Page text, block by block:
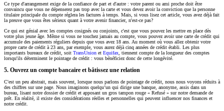
Ce type d'arrangement exige de la confiance de part et d'autre : votre parent ou ami proche doit être
convaincu que vous ne dépenserez pas trop avec la carte et vous devez avoir la conviction que la personne
titulaire principale du compte réglera les factures à temps. Mais, si vous lisez cet article, vous avez déjà fait
la preuve que vous êtes sérieux quant à votre avenir financier, n'est-ce pas?
Ce qui est génial avec les comptes cosignés ou conjoints, c'est que vous pouvez les mettre en place dès
votre plus jeune âge. Même si vous ne touchez jamais au compte, vous pouvez avoir une carte de crédit qui
accumule des paiements réguliers depuis que vous avez 18 ans. Au moment où vous allez obtenir votre
propre carte de crédit à 23 ans, par exemple, vous aurez déjà cinq années de crédit établi. Les plus
importants bureaux de crédit, soit TransUnion et Equifax , tiennent compte de la longueur des comptes
lorsqu'ils déterminent le pointage de crédit : vous bénéficiez donc de cette longévité.
5. Ouvrez un compte bancaire et bâtissez une relation
C'est un peu abstrait, mais souvent, lorsque nous parlons de pointage de crédit, nous nous voyons réduits à
des chiffres sur une page. Nous imaginons quelqu’un qui dirige une banque, anonyme, assis dans un
bureau, lisant notre dossier de crédit et apposant un gros tampon rouge « Refusé » sur notre demande de
prêt. En réalité, il existe des considérations réelles et personnelles qui peuvent influencer nos finances et
notre crédit.